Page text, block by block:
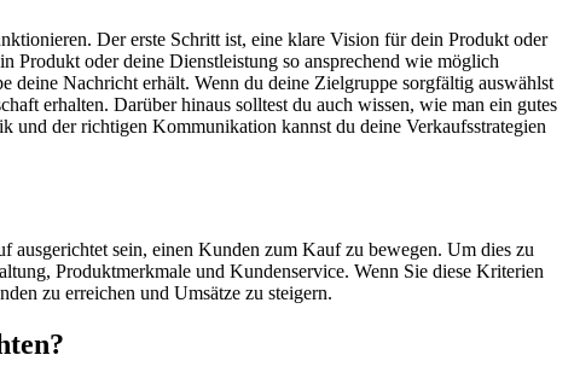
Der erste Schritt ist, eine klare Vision für dein Produkt oder
Produkt oder deine Dienstleistung so ansprechend wie möglich
deine Nachricht erhält. Wenn du deine Zielgruppe sorgfältig auswählst
erhalten. Darüber hinaus solltest du auch wissen, wie man ein gutes
und der richtigen Kommunikation kannst du deine Verkaufsstrategien
ausgerichtet sein, einen Kunden zum Kauf zu bewegen. Um dies zu
Produktmerkmale und Kundenservice. Wenn Sie diese Kriterien
zu erreichen und Umsätze zu steigern.